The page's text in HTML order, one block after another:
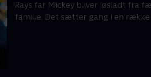
Rays far Mickey bliver løsladt fra
familie. Det sætter gang i en række